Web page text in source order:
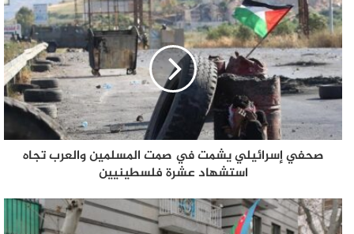
صحفي إسرائيلي يشمت في صمت المسلمين والعرب تجاه
استشهاد عشرة فلسطينيين